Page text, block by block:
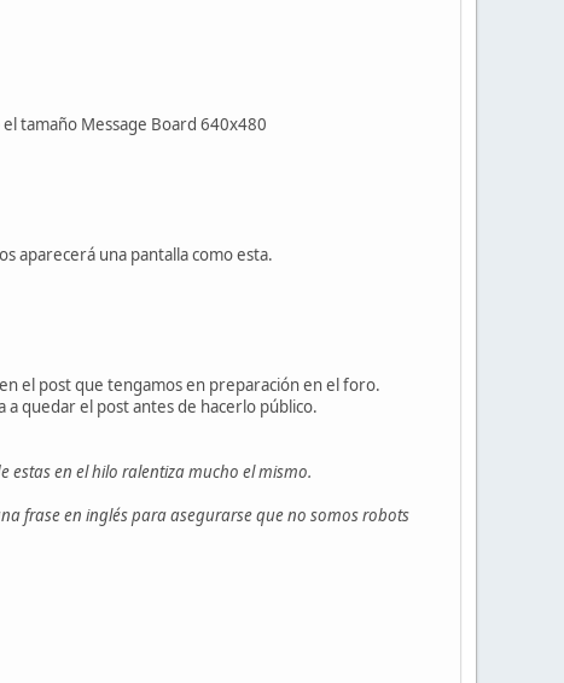
tamaño Message Board 640x480
aparecerá una pantalla como esta.
el post que tengamos en preparación en el foro.
quedar el post antes de hacerlo público.
estas en el hilo ralentiza mucho el mismo.
frase en inglés para asegurarse que no somos robots